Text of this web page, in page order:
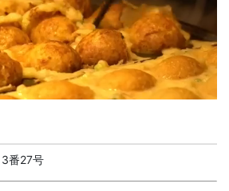
番27号